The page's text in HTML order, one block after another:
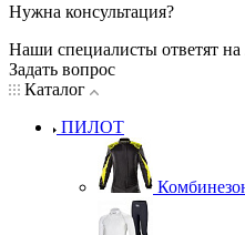
Нужна консультация?
Наши специалисты ответят
Задать вопрос
Каталог
ПИЛОТ